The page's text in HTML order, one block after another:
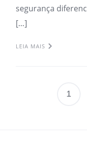
segurança
[…]
LEIA MAIS
1